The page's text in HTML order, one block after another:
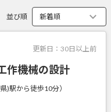
並び順
更新日： 30日以上前
作機械の設計
)駅から徒歩10分）